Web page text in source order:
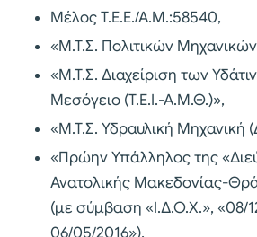
Μέλος Τ.Ε.Ε./Α.Μ.:58540,
«Μ.Τ.Σ. Πολιτικών
«Μ.Τ.Σ. Διαχείριση των
Μεσόγειο (Τ.Ε.Ι.-Α.Μ.Θ.)»,
«Μ.Τ.Σ. Υδραυλική Μηχανική
«Πρώην Υπάλληλος της
Ανατολικής Μακεδονίας-
(με σύμβαση «Ι.Δ.Ο.Χ.», «08/